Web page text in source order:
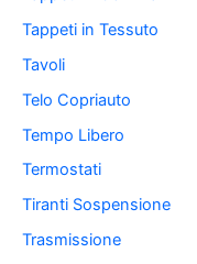
Tappeti in Tessuto
Tavoli
Telo Copriauto
Tempo Libero
Termostati
Tiranti Sospensione
Trasmissione